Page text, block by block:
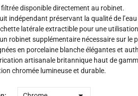
disponible directement au robinet.
indépendant préservant la qualité de
latérale extractible pour une
robinet supplémentaire nécessaire sur le
en porcelaine blanche élégantes et
artisanale britannique haut de
chromée lumineuse et durable.